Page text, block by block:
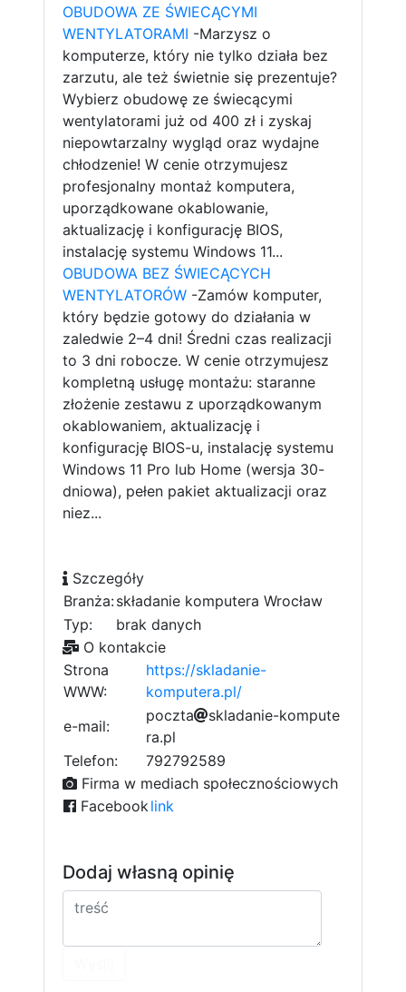
OBUDOWA ZE ŚWIECĄCYMI
WENTYLATORAMI -Marzysz o
komputerze, który nie tylko działa bez
zarzutu, ale też świetnie się prezentuje?
Wybierz obudowę ze świecącymi
wentylatorami już od 400 zł i zyskaj
niepowtarzalny wygląd oraz wydajne
chłodzenie! W cenie otrzymujesz
profesjonalny montaż komputera,
uporządkowane okablowanie,
aktualizację i konfigurację BIOS,
instalację systemu Windows 11...
OBUDOWA BEZ ŚWIECĄCYCH
WENTYLATORÓW -Zamów komputer,
który będzie gotowy do działania w
zaledwie 2–4 dni! Średni czas realizacji
to 3 dni robocze. W cenie otrzymujesz
kompletną usługę montażu: staranne
złożenie zestawu z uporządkowanym
okablowaniem, aktualizację i
konfigurację BIOS-u, instalację systemu
Windows 11 Pro lub Home (wersja 30-
dniowa), pełen pakiet aktualizacji oraz
niez...
Szczegóły
Branża:składanie komputera Wrocław
Typ:
brak danych
O kontakcie
Strona
WWW:
https://skladanie-
komputera.pl/
e-mail:
pocztd
a sklada1
n5
ie-kompe
ute
ra.pl
Telefon:
792792589
Firma w mediach społecznościowych
Facebook link
Dodaj własną opinię